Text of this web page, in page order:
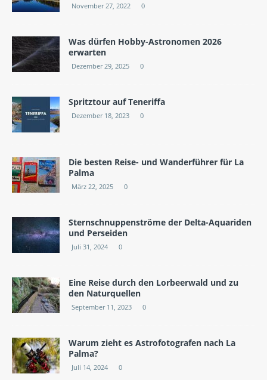
November 27, 2022 0
Was dürfen Hobby-Astronomen 2026
erwarten
Dezember 29, 2025 0
Spritztour auf Teneriffa
Dezember 18, 2023 0
Die besten Reise- und Wanderführer für La
Palma
März 22, 2025 0
Sternschnuppenströme der Delta-Aquariden
und Perseiden
Juli 31, 2024 0
Eine Reise durch den Lorbeerwald und zu
den Naturquellen
September 11, 2023 0
Warum zieht es Astrofotografen nach La
Palma?
Juli 14, 2024 0